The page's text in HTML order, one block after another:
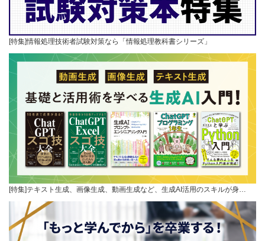
[特集]情報処理技術者試験対策なら「情報処理教科書シリーズ」
[特集]テキスト生成、画像生成、動画生成など、生成AI活用のスキルが身…